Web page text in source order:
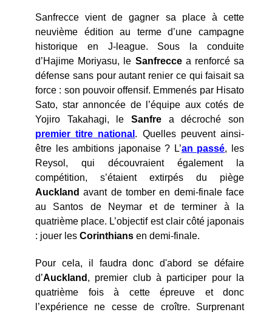
Sanfrecce vient de gagner sa place à cette
neuvième édition au terme d’une campagne
historique en J-league. Sous la conduite
d’Hajime Moriyasu, le Sanfreccea renforcé sa
défense sans pour autant renier ce qui faisait sa
force : son pouvoir offensif. Emmenés par Hisato
Sato, star annoncée de l’équipe aux cotés de
Yojiro Takahagi, le Sanfre a décroché son
premier titre national . Quelles peuvent ainsi-
être les ambitions japonaise ? L’an passé, les
Reysol, qui découvraient également la
compétition, s’étaient extirpés du piège
Auckland avant de tomber en demi-finale face
au Santos de Neymar et de terminer à la
quatrième place. L’objectif est clair côté japonais
: jouer les Corinthians en demi-finale.
Pour cela, il faudra donc d'abord se défaire
d’Auckland , premier club à participer pour la
quatrième fois à cette épreuve et donc
l’expérience ne cesse de croître. Surprenant